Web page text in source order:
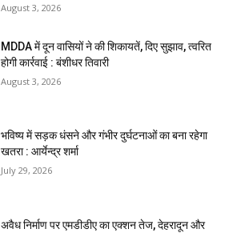
August 3, 2026
MDDA में दून वासियों ने की शिकायतें, दिए सुझाव, त्वरित
होगी कार्रवाई : बंशीधर तिवारी
August 3, 2026
भविष्य में सड़क धंसने और गंभीर दुर्घटनाओं का बना रहेगा
खतरा : आर्येन्द्र शर्मा
July 29, 2026
अवैध निर्माण पर एमडीडीए का एक्शन तेज, देहरादून और